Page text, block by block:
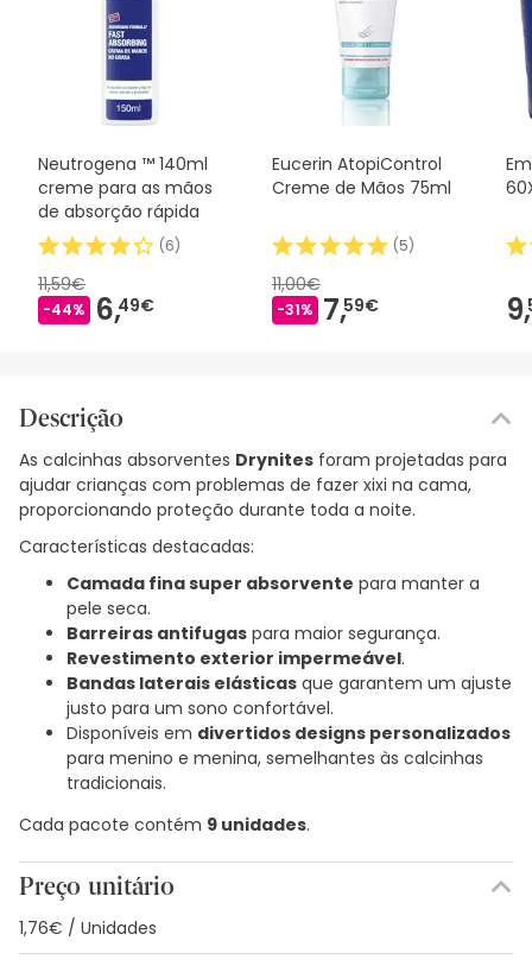
Neutrogena ™ 140ml
creme para as mãos
de absorção rápida
(6)
11,59€
-44% 6,49€
Eucerin AtopiControl
Creme de Mãos 75ml
(5)
11,00€
-31% 7,59€ 9,
Descrição
As calcinhas absorventes Drynites foram projetadas para
ajudar crianças com problemas de fazer xixi na cama,
proporcionando proteção durante toda a noite.
Características destacadas:
Camada fina super absorvente para manter a
pele seca.
Barreiras antifugas para maior segurança.
Revestimento exterior impermeável.
Bandas laterais elásticas que garantem um ajuste
justo para um sono confortável.
Disponíveis em divertidos designs personalizados
para menino e menina, semelhantes às calcinhas
tradicionais.
Cada pacote contém 9 unidades.
Preço unitário
1,76€ / Unidades